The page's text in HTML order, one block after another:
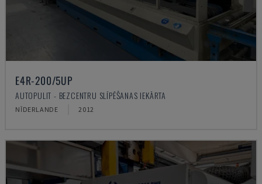
E4R-200/5UP
AUTOPULIT - BEZCENTRU SLĪPĒŠANAS IEKĀRTA
NĪDERLANDE 2012